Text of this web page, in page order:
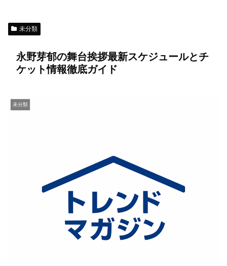
未分類
永野芽郁の舞台挨拶最新スケジュールとチ
ケット情報徹底ガイド
未分類